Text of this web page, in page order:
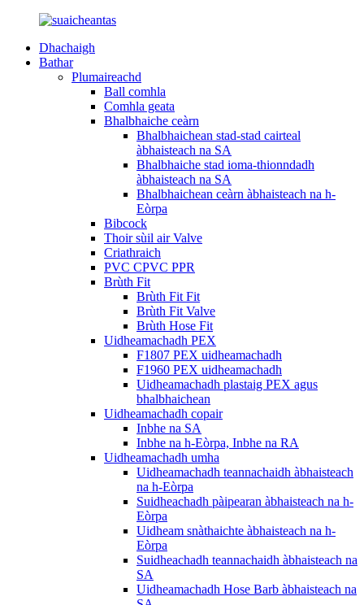
Dhachaigh
Bathar
Plumaireachd
Ball comhla
Comhla geata
Bhalbhaiche ceàrn
Bhalbhaichean stad-stad cairteal
àbhaisteach na SA
Bhalbhaiche stad ioma-thionndadh
àbhaisteach na SA
Bhalbhaichean ceàrn àbhaisteach na h-
Eòrpa
Bibcock
Thoir sùil air Valve
Criathraich
PVC CPVC PPR
Brùth Fit
Brùth Fit Fit
Brùth Fit Valve
Brùth Hose Fit
Uidheamachadh PEX
F1807 PEX uidheamachadh
F1960 PEX uidheamachadh
Uidheamachadh plastaig PEX agus
bhalbhaichean
Uidheamachadh copair
Inbhe na SA
Inbhe na h-Eòrpa, Inbhe na RA
Uidheamachadh umha
Uidheamachadh teannachaidh àbhaisteach
na h-Eòrpa
Suidheachadh pàipearan àbhaisteach na h-
Eòrpa
Uidheam snàthaichte àbhaisteach na h-
Eòrpa
Suidheachadh teannachaidh àbhaisteach na
SA
Uidheamachadh Hose Barb àbhaisteach na